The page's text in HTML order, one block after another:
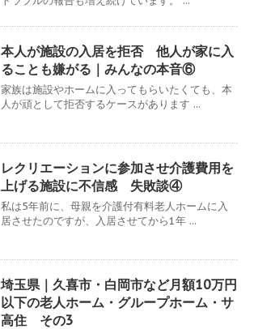
本人が施設の入居を拒否 他人が家に入
ることも嫌がる｜みんなの本音⑥
家族は施設やホームに入ってもらいたくても、本
人が頑として拒否するケースがあります ...
レクリエーションに参加させ介護費用を
上げる施設に不信感 失敗談④
私は5年前に、母親を介護付有料老人ホームに入
居させたのですが、入居させてから1年 ...
埼玉県｜久喜市・白岡市など月額10万円
以下の老人ホーム・グループホーム・サ
高住 その3